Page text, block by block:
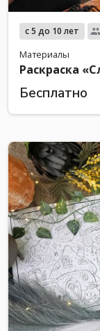
с 5 до 10 лет
Материалы
Раскраска
Бесплатно